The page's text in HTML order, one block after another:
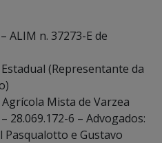
ALIM n. 37273-E de
(Representante da
Mista de Varzea
28.069.172-6 – Advogados:
Pasqualotto e Gustavo